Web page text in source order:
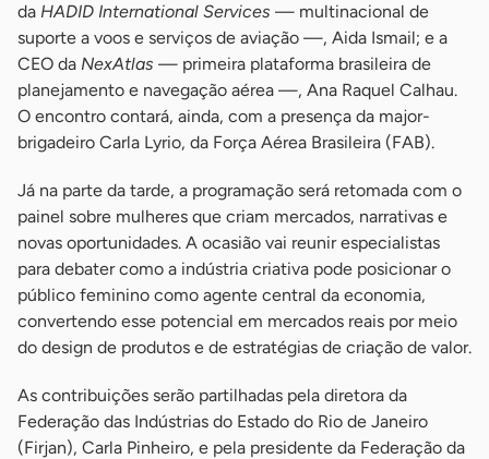
da HADID International Services — multinacional de
suporte a voos e serviços de aviação —, Aida Ismail; e a
CEO da NexAtlas — primeira plataforma brasileira de
planejamento e navegação aérea —, Ana Raquel Calhau.
O encontro contará, ainda, com a presença da major-
brigadeiro Carla Lyrio, da Força Aérea Brasileira (FAB).
Já na parte da tarde, a programação será retomada com o
painel sobre mulheres que criam mercados, narrativas e
novas oportunidades. A ocasião vai reunir especialistas
para debater como a indústria criativa pode posicionar o
público feminino como agente central da economia,
convertendo esse potencial em mercados reais por meio
do design de produtos e de estratégias de criação de valor.
As contribuições serão partilhadas pela diretora da
Federação das Indústrias do Estado do Rio de Janeiro
(Firjan), Carla Pinheiro, e pela presidente da Federação da